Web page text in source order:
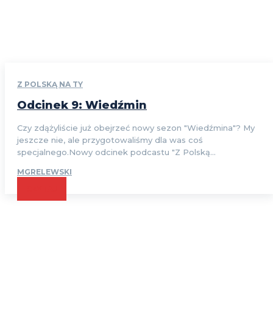
Z POLSKĄ NA TY
Odcinek 9: Wiedźmin
Czy zdążyliście już obejrzeć nowy sezon "Wiedźmina"? My
jeszcze nie, ale przygotowaliśmy dla was coś
specjalnego.Nowy odcinek podcastu "Z Polską...
MGRELEWSKI